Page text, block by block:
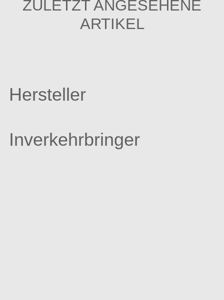
ZULETZT ANGESEHENE
ARTIKEL
Hersteller
Inverkehrbringer